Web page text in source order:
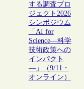
する調査プロ
ジェクト2026
シンポジウム
「AI for
Science―科学
技術政策への
インパクト
―」（9/11・
オンライン）